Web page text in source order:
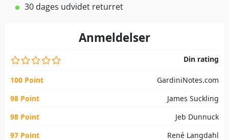
30 dages udvidet returret
Anmeldelser
Din rating
100 Point
GardiniNotes.com
98 Point
James Suckling
98 Point
Jeb Dunnuck
97 Point
René Langdahl